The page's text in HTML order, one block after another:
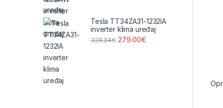
Tesla TT34ZA31-1232IA
inverter klima uređaj
328.24€ 279.00€